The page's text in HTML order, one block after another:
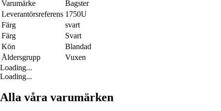
Varumärke
Bagster
Leverantörsreferens 1750U
Färg
svart
Färg
Svart
Kön
Blandad
Åldersgrupp
Vuxen
Loading...
Loading...
Alla våra varumärken